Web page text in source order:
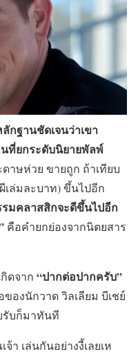
กฐานชัดเจนว่าเขา
ที่ยกระดับนิยายพัลพ์
าษห่วย ขายถูก ถ้าเทียบ
เล่มละบาท) ขึ้นไปอีก
มคลาสสิกจะดีขึ้นไปอีก
คือคำยกย่องจากนิตยสาร
ดจาก “ปากต่อปากครับ”
องนักวาด วิลเลียม บีเชย์
รับก็มาทันที
เล่นกันอย่างงี้เลยเห